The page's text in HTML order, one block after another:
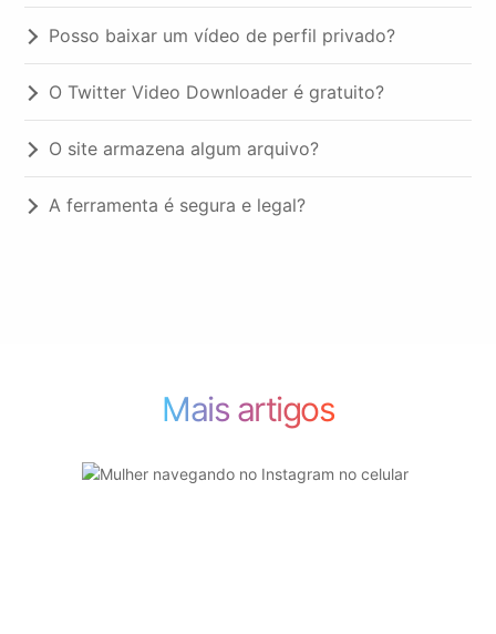
Posso baixar um vídeo de perfil privado?
O Twitter Video Downloader é gratuito?
O site armazena algum arquivo?
A ferramenta é segura e legal?
Mais artigos